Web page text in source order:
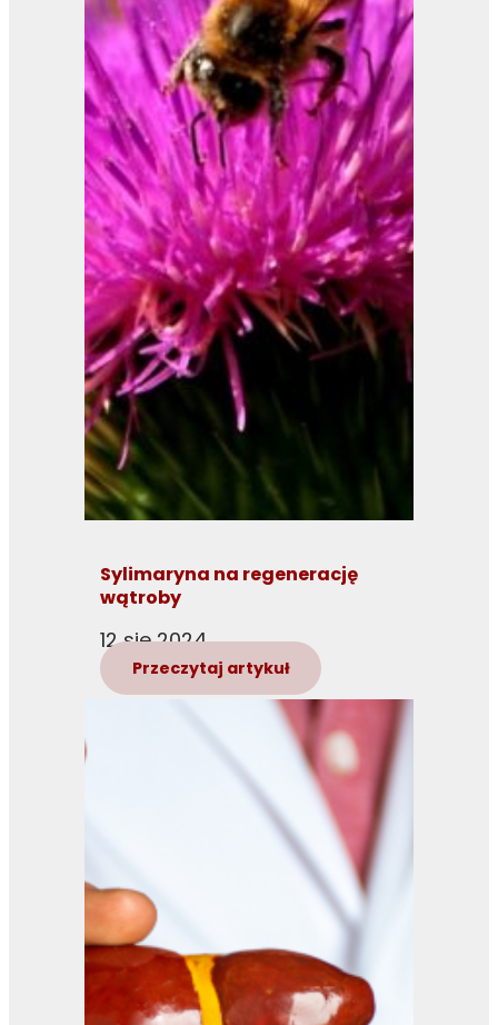
Sylimaryna na regenerację
wątroby
12 sie 2024
Przeczytaj artykuł